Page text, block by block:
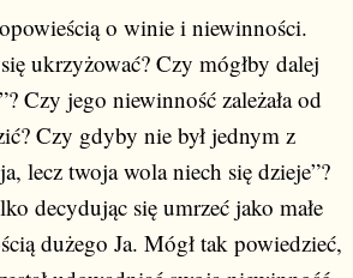
o winie i niewinności.
ukrzyżować? Czy mógłby dalej
Czy jego niewinność zależała od
Czy gdyby nie był jednym z
lecz twoja wola niech się dzieje”?
decydując się umrzeć jako małe
dużego Ja. Mógł tak powiedzieć,